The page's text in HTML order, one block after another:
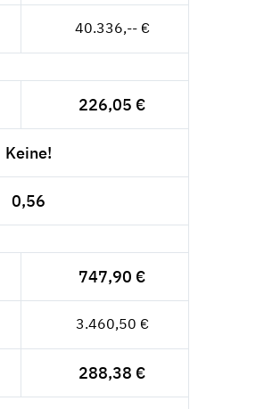
40.336,-- €
226,05 €
Keine!
0,56
747,90 €
3.460,50 €
288,38 €